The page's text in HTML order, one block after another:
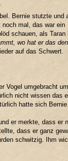
Bernie stutzte und
mal, das war ein
schauen, als Taran
wo hat er das
auf das Schwert.
Vogel umgebracht
nicht wissen das
hatte sich
er merkte, dass er
dass er ganz
schwitzig. Ihm